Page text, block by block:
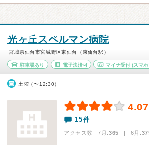
光ヶ丘スペルマン病院
宮城県仙台市宮城野区東仙台（東仙台駅）
駐車場あり 電子決済可 マイナ受付 (スマホ
土曜（〜12:30）
4.07
15件
アクセス数 7月:365 | 6月: